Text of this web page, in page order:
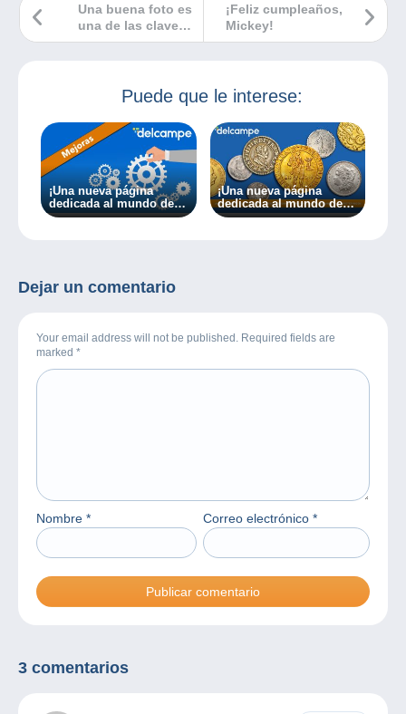
¡Feliz cumpleaños,
Mickey!
Una buena foto es
una de las claves
del éxito para los
Puede que le interese:
¡Una nueva página
dedicada al mundo de
los sellos y la filatelia!
¡Una nueva página
dedicada al mundo de
las monedas y los
Dejar un comentario
Your email address will not be published. Required fields are
marked *
Nombre * Correo electrónico *
3 comentarios